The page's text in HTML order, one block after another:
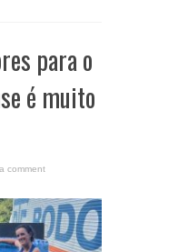
para o
é muito
comment